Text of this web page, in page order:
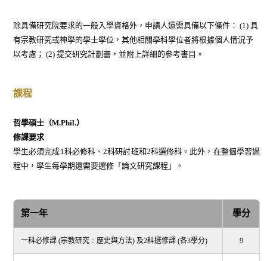
除具備研究院要求的一般入學資格外，申請人還需具備以下條件： (1) 具
有宗教研究或神學的學士學位，其他相關學科學位者將根據個人情況予
以考慮； (2) 提交研究計劃書，並附上詳細的參考書目。
課程
哲學碩士（M.Phil.）
修課要求
學生必須完成1科必修科、2科研討班和2科選修科。此外，在整個學習過
程中，學生每學期還需要選修「論文研究課程」。
第一年 學分
一科必修課 (宗教研究﹕歷史與方法) 及2科選修課 (各3學分) 9